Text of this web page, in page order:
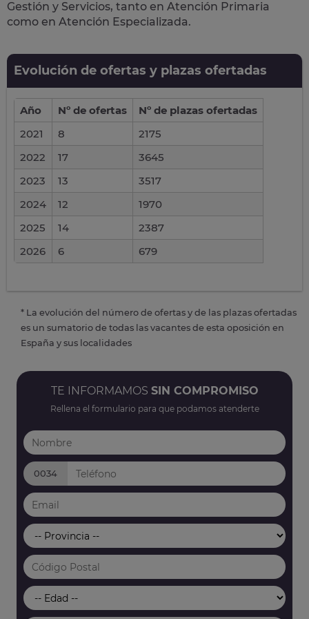
Gestión y Servicios, tanto en Atención Primaria
como en Atención Especializada.
Evolución de ofertas y plazas ofertadas
Año Nº de ofertas
Nº de plazas ofertadas
2021
8
2175
2022
17
3645
2023
13
3517
2024
12
1970
2025
14
2387
2026
6 679
* La evolución del número de ofertas y de las plazas ofertadas
es un sumatorio de todas las vacantes de esta oposición en
España y sus localidades
TE INFORMAMOS SIN COMPROMISO
Rellena el formulario para que podamos atenderte
0034